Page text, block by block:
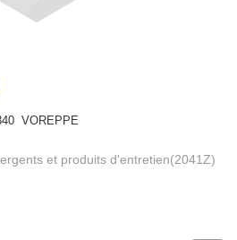
VOREPPE
et produits d'entretien(2041Z)